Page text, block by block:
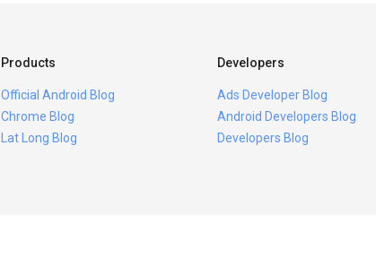
Products
Official Android Blog
Chrome Blog
Lat Long Blog
Developers
Ads Developer Blog
Android Developers Blog
Developers Blog